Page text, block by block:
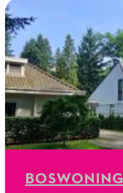
BOSWONING